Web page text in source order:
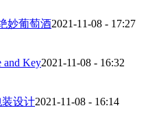
妙葡萄酒2021-11-08 - 17:27
and Key2021-11-08 - 16:32
装设计2021-11-08 - 16:14